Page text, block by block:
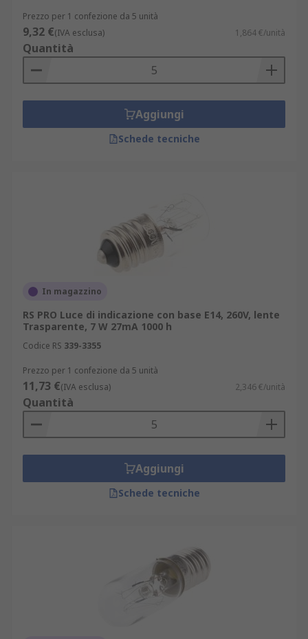
Prezzo per 1 confezione da 5 unità
9,32 €(IVA esclusa) 1,864 €/unità
Quantità
Aggiungi
Schede tecniche
In magazzino
RS PRO Luce di indicazione con base E14, 260V, lente
Trasparente, 7 W 27mA 1000 h
Codice RS 339-3355
Prezzo per 1 confezione da 5 unità
11,73 €(IVA esclusa) 2,346 €/unità
Quantità
Aggiungi
Schede tecniche